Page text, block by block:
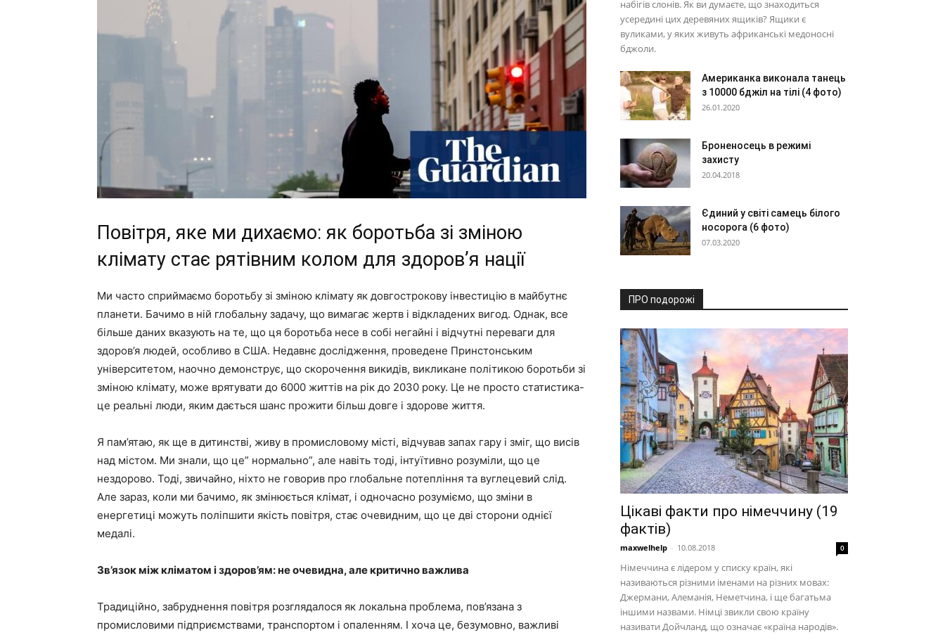
Повітря, яке ми дихаємо: як боротьба зі зміною
клімату стає рятівним колом для здоров’я нації
Ми часто сприймаємо боротьбу зі зміною клімату як довгострокову інвестицію в майбутнє
планети. Бачимо в ній глобальну задачу, що вимагає жертв і відкладених вигод. Однак, все
більше даних вказують на те, що ця боротьба несе в собі негайні і відчутні переваги для
здоров’я людей, особливо в США. Недавнє дослідження, проведене Принстонським
університетом, наочно демонструє, що скорочення викидів, викликане політикою боротьби зі
зміною клімату, може врятувати до 6000 життів на рік до 2030 року. Це не просто статистика-
це реальні люди, яким дається шанс прожити більш довге і здорове життя.
Я пам’ятаю, як ще в дитинстві, живу в промисловому місті, відчував запах гару і зміг, що висів
над містом. Ми знали, що це” нормально”, але навіть тоді, інтуїтивно розуміли, що це
нездорово. Тоді, звичайно, ніхто не говорив про глобальне потепління та вуглецевий слід.
Але зараз, коли ми бачимо, як змінюється клімат, і одночасно розуміємо, що зміни в
енергетиці можуть поліпшити якість повітря, стає очевидним, що це дві сторони однієї
медалі.
Зв’язок між кліматом і здоров’ям: не очевидна, але критично важлива
Традиційно, забруднення повітря розглядалося як локальна проблема, пов’язана з
промисловими підприємствами, транспортом і опаленням. І хоча це, безумовно, важливі
набігів слонів. Як ви думаєте, що знаходиться
усередині цих деревяних ящиків? Ящики є
вуликами, у яких живуть африканські медоносні
бджоли.
Американка виконала танець
з 10000 бджіл на тілі (4 фото)
26.01.2020
Броненосець в режимі
захисту
20.04.2018
Єдиний у світі самець білого
носорога (6 фото)
07.03.2020
ПРО подорожі
Цікаві факти про німеччину (19
фактів)
maxwelhelp - 10.08.2018 0
Німеччина є лідером у списку країн, які
називаються різними іменами на різних мовах:
Джермани, Алеманія, Неметчина, і ще багатьма
іншими назвами. Німці звикли свою країну
називати Дойчланд, що означає «країна народів».